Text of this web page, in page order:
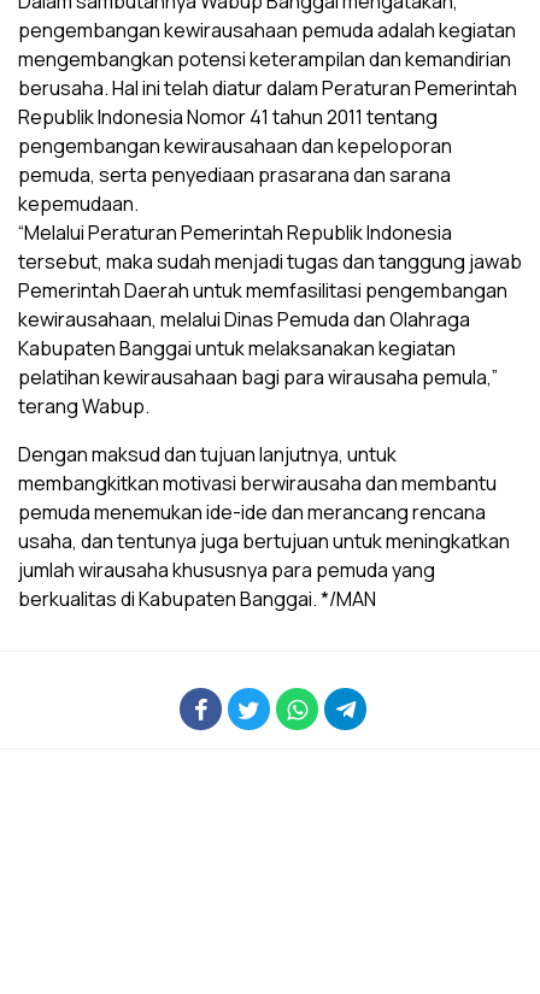
pengembangan kewirausahaan pemuda adalah kegiatan
mengembangkan potensi keterampilan dan kemandirian
berusaha. Hal ini telah diatur dalam Peraturan Pemerintah
Republik Indonesia Nomor 41 tahun 2011 tentang
pengembangan kewirausahaan dan kepeloporan
pemuda, serta penyediaan prasarana dan sarana
kepemudaan.
“Melalui Peraturan Pemerintah Republik Indonesia
tersebut, maka sudah menjadi tugas dan tanggung jawab
Pemerintah Daerah untuk memfasilitasi pengembangan
kewirausahaan, melalui Dinas Pemuda dan Olahraga
Kabupaten Banggai untuk melaksanakan kegiatan
pelatihan kewirausahaan bagi para wirausaha pemula,”
terang Wabup.
Dengan maksud dan tujuan lanjutnya, untuk
membangkitkan motivasi berwirausaha dan membantu
pemuda menemukan ide-ide dan merancang rencana
usaha, dan tentunya juga bertujuan untuk meningkatkan
jumlah wirausaha khususnya para pemuda yang
berkualitas di Kabupaten Banggai. */MAN